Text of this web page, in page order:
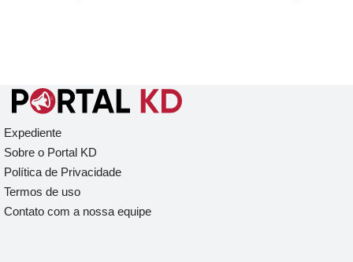
Expediente
Sobre o Portal KD
Política de Privacidade
Termos de uso
Contato com a nossa equipe